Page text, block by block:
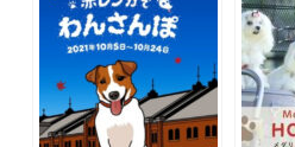
ダフルフェスタ」
（再度公園 Re cafe
横広場）10/1（日）
2025
公園
前広